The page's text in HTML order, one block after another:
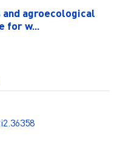
and agroecological
for w...